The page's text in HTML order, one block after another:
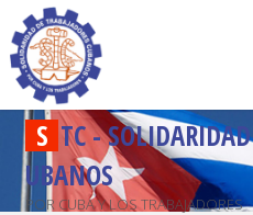
S TC-SOLIDARIDAD
U BANOS
POR CUBA Y LOS TRABAJADORES